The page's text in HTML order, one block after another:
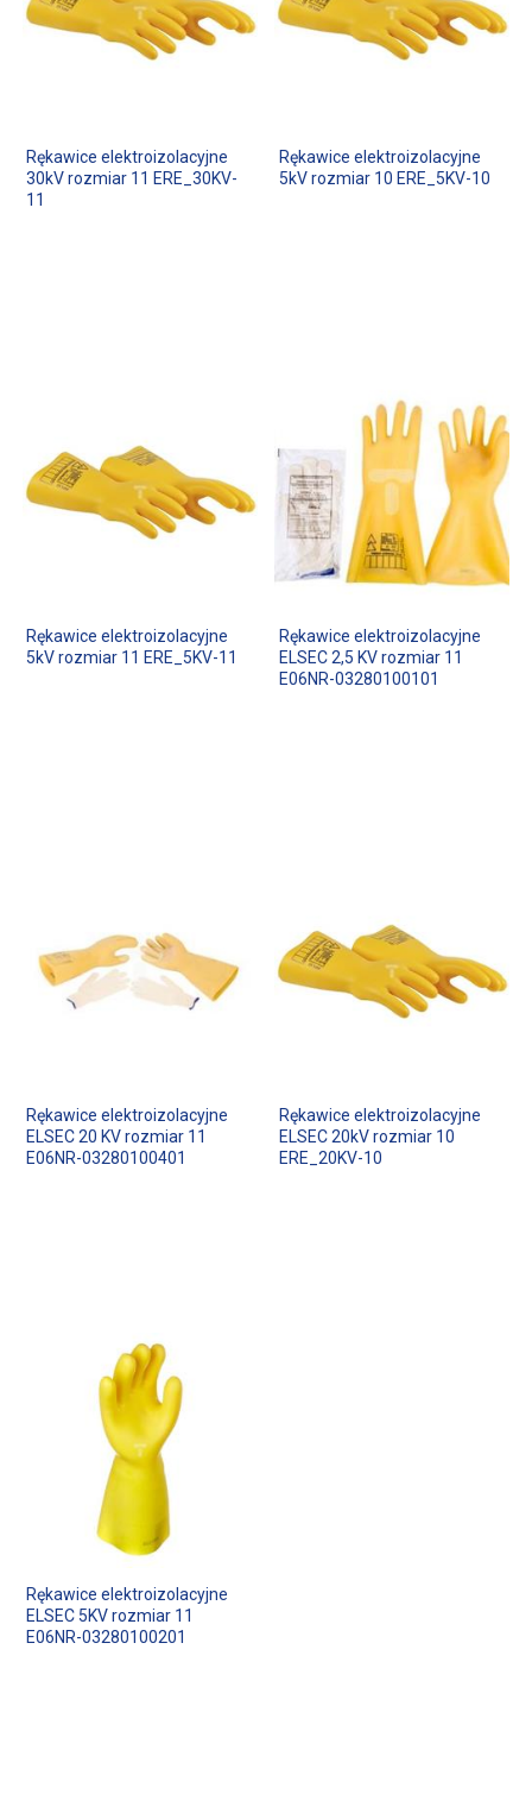
Rękawice elektroizolacyjne
30kV rozmiar 11 ERE_30KV-
11
Rękawice elektroizolacyjne
5kV rozmiar 10 ERE_5KV-10
Rękawice elektroizolacyjne
5kV rozmiar 11 ERE_5KV-11
Rękawice elektroizolacyjne
ELSEC 2,5 KV rozmiar 11
E06NR-03280100101
Rękawice elektroizolacyjne
ELSEC 20 KV rozmiar 11
E06NR-03280100401
Rękawice elektroizolacyjne
ELSEC 20kV rozmiar 10
ERE_20KV-10
Rękawice elektroizolacyjne
ELSEC 5KV rozmiar 11
E06NR-03280100201